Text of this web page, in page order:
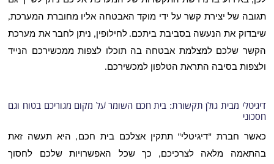
תגובה של יצירת קשר על ידי מוקד האבטחה אליו מחוברת המערכת,
שיבדוק את הנעשה בסביבת ביתכם.לחילופין, ניתן לחבר את מערכת
הקשר שלכם למצלמת אבטחה בה תוכלו לצפות ממכשירכם הנייד
ולצפות בסיבה התראת הטלפון למכשירכם.
דיגיטלי מבית גולן תקשורת: בית חכם השומר על מקום מגוריכם בטוח וגם
חסכוני
כאשר חברת "דיגיטלי"תתקין אצלכם בית חכם , היא תעשה זאת
בהתאמה מלאה לצרכיכם, כך שכל האפשרויות שלכם לחסוך